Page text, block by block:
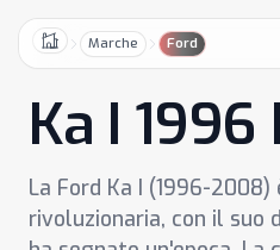
HomeMarche Ford
Ka I
La Ford Ka I (1996-
rivoluzionaria, con il suo